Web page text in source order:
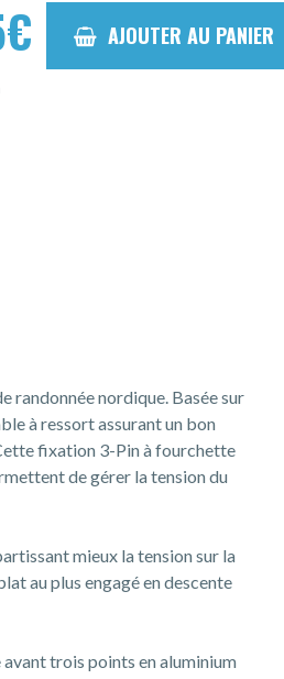
€ AJOUTER AU PANIER
randonnée nordique. Basée sur
à ressort assurant un bon
fixation 3-Pin à fourchette
de gérer la tension du
mieux la tension sur la
au plus engagé en descente
trois points en aluminium